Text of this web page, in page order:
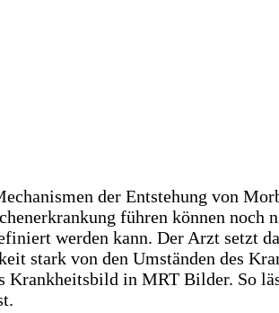
der Entstehung von
führen können noch
werden kann. Der Arzt setzt
stark von den Umständen des
in MRT Bilder. So